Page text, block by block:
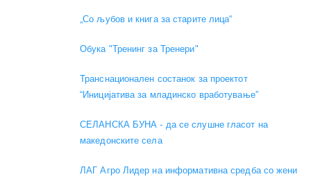
„Со љубов и книга за старите лица“
Обука "Тренинг за Тренери"
Транснационален состанок за проектот
“Иницијатива за младинско вработување”
СЕЛАНСКА БУНА - да се слушне гласот на
македонските села
ЛАГ Агро Лидер на информативна средба со жени